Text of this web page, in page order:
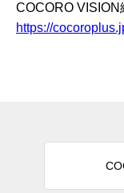
COCORO VISION
https://